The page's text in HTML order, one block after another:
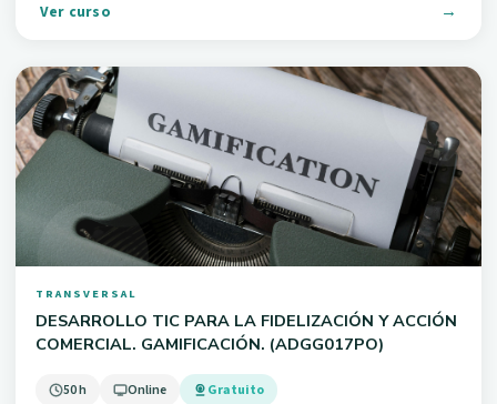
Ver curso
TRANSVERSAL
DESARROLLO TIC PARA LA FIDELIZACIÓN Y ACCIÓN
COMERCIAL. GAMIFICACIÓN. (ADGG017PO)
50 h Online Gratuito